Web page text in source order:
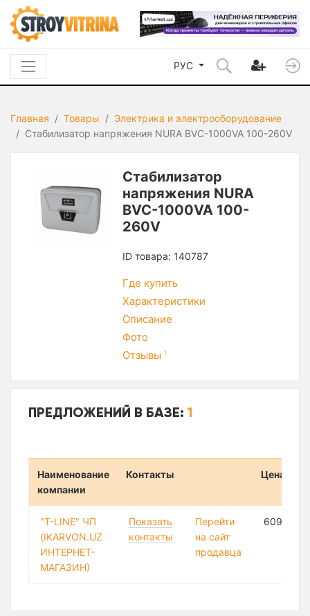
РУС
Главная Товары
Электрика и электрооборудование
Стабилизатор напряжения NURA BVC-1000VA 100-260V
Стабилизатор
напряжения NURA
BVC-1000VA 100-
260V
ID товара: 140787
Где купить
Характеристики
Описание
Фото
Отзывы 1
ПРЕДЛОЖЕНИЙ В БАЗЕ:1
Наименование
компании
Контакты Цена
"T-LINE" ЧП
(IKARVON.UZ
ИНТЕРНЕТ-
МАГАЗИН)
Показать
контакты
Перейти
на сайт
продавца
609 752